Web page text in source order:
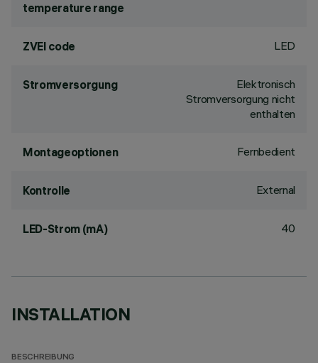
temperature range
ZVEI code LED
Stromversorgung
Elektronisch
Stromversorgung nicht
enthalten
Montageoptionen Fernbedient
Kontrolle External
LED-Strom (mA) 40
INSTALLATION
BESCHREIBUNG